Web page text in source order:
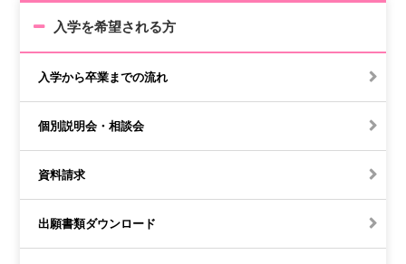
入学を希望される方
入学から卒業までの流れ
個別説明会・相談会
資料請求
出願書類ダウンロード